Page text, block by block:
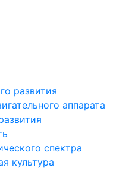
развития
аппарата
спектра
культура